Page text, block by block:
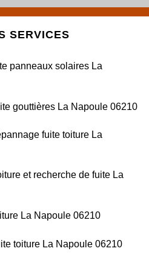
SERVICES
panneaux solaires La
gouttières La Napoule 06210
fuite toiture La
et recherche de fuite La
La Napoule 06210
toiture La Napoule 06210